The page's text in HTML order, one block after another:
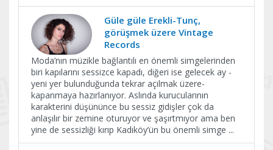
Güle güle Erekli-Tunç,
görüşmek üzere Vintage
Records
Moda’nın müzikle bağlantılı en önemli simgelerinden
biri kapılarını sessizce kapadı, diğeri ise gelecek ay -
yeni yer bulunduğunda tekrar açılmak üzere-
kapanmaya hazırlanıyor. Aslında kurucularının
karakterini düşününce bu sessiz gidişler çok da
anlaşılır bir zemine oturuyor ve şaşırtmıyor ama ben
yine de sessizliği kırıp Kadıköy’ün bu önemli simge ...